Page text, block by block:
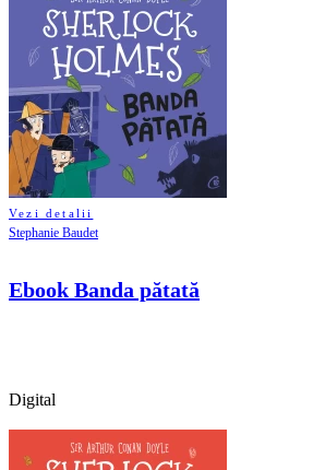
Vezi detalii
Stephanie Baudet
Ebook Banda pătată
Digital